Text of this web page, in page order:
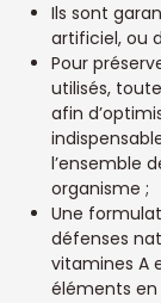
Ils sont
artificiel, ou
Pour
utilisés,
afin
l’ensemble
organisme ;
Une
défenses
vitamines A
éléments